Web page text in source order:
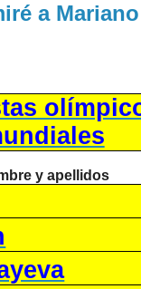
a
y apellidos